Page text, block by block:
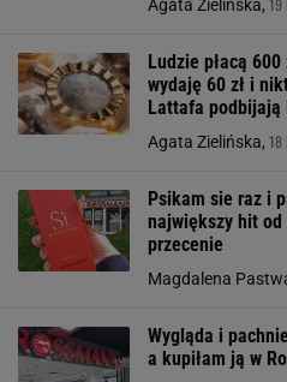
Agata Zielińska, 19
Ludzie płacą
wydaję 60 zł i
Lattafa podbijają
Agata Zielińska, 18
Psikam sie raz i
największy hit od
przecenie
Magdalena
Wygląda i
a kupiłam ją w